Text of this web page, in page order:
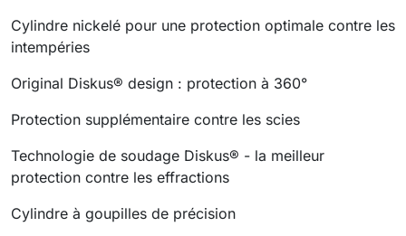
Cylindre nickelé pour une protection optimale contre les
intempéries
Original Diskus® design : protection à 360°
Protection supplémentaire contre les scies
Technologie de soudage Diskus® - la meilleur
protection contre les effractions
Cylindre à goupilles de précision